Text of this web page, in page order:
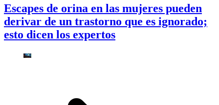
Escapes de orina en las mujeres pueden
derivar de un trastorno que es ignorado;
esto dicen los expertos